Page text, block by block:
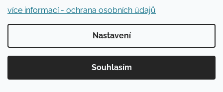
více informací - ochrana osobních údajů
Nastavení
Souhlasím
díky Trinity systému je prostě znát a velkou
Sám je jezdím jak ve variantě 4x90 tak 3x110
mm."